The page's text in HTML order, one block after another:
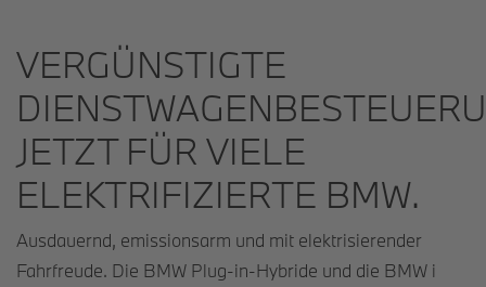
VERGÜNSTIGTE
JETZT FÜR VIELE
ELEKTRIFIZIERTE BMW.
Ausdauernd, emissionsarm und mit elektrisierender
Fahrfreude. Die BMW Plug-in-Hybride und die BMW i